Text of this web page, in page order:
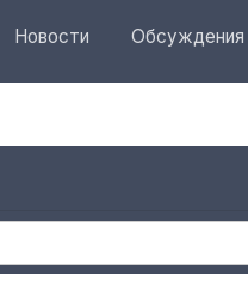
Новости Обсуждения